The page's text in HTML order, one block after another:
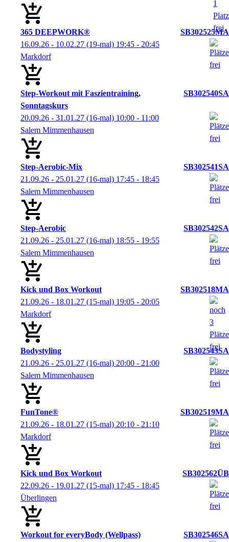
365 DEEPWORK®
SB302525MA
16.09.26 - 10.02.27 (19-mal) 19:45 - 20:45
Markdorf
Step-Workout mit Faszientraining,
Sonntagskurs
SB302540SA
20.09.26 - 31.01.27 (16-mal) 10:00 - 11:00
Salem Mimmenhausen
Step-Aerobic-Mix
SB302541SA
21.09.26 - 25.01.27 (16-mal) 17:45 - 18:45
Salem Mimmenhausen
Step-Aerobic
SB302542SA
21.09.26 - 25.01.27 (16-mal) 18:55 - 19:55
Salem Mimmenhausen
Kick und Box Workout
SB302518MA
21.09.26 - 18.01.27 (15-mal) 19:05 - 20:05
Markdorf
Bodystyling
SB302543SA
21.09.26 - 25.01.27 (16-mal) 20:00 - 21:00
Salem Mimmenhausen
FunTone®
SB302519MA
21.09.26 - 18.01.27 (15-mal) 20:10 - 21:10
Markdorf
Kick und Box Workout
SB302562ÜB
22.09.26 - 19.01.27 (15-mal) 17:45 - 18:45
Überlingen
Workout for everyBody (Wellpass)
SB302546SA